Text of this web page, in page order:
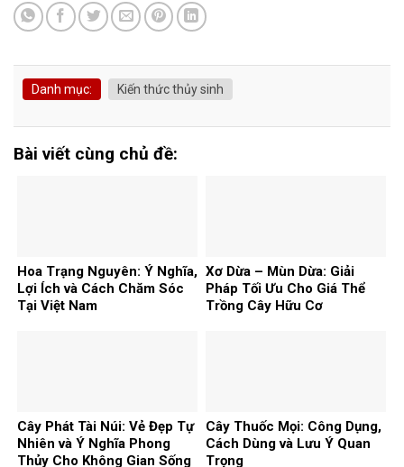
Danh mục: Kiến thức thủy sinh
Bài viết cùng chủ đề:
Hoa Trạng Nguyên: Ý Nghĩa,
Lợi Ích và Cách Chăm Sóc
Tại Việt Nam
Xơ Dừa – Mùn Dừa: Giải
Pháp Tối Ưu Cho Giá Thể
Trồng Cây Hữu Cơ
Cây Phát Tài Núi: Vẻ Đẹp Tự
Nhiên và Ý Nghĩa Phong
Thủy Cho Không Gian Sống
Cây Thuốc Mọi: Công Dụng,
Cách Dùng và Lưu Ý Quan
Trọng